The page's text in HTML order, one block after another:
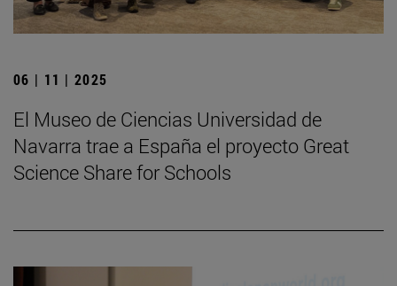
06 | 11 | 2025
El Museo de Ciencias Universidad de
Navarra trae a España el proyecto Great
Science Share for Schools